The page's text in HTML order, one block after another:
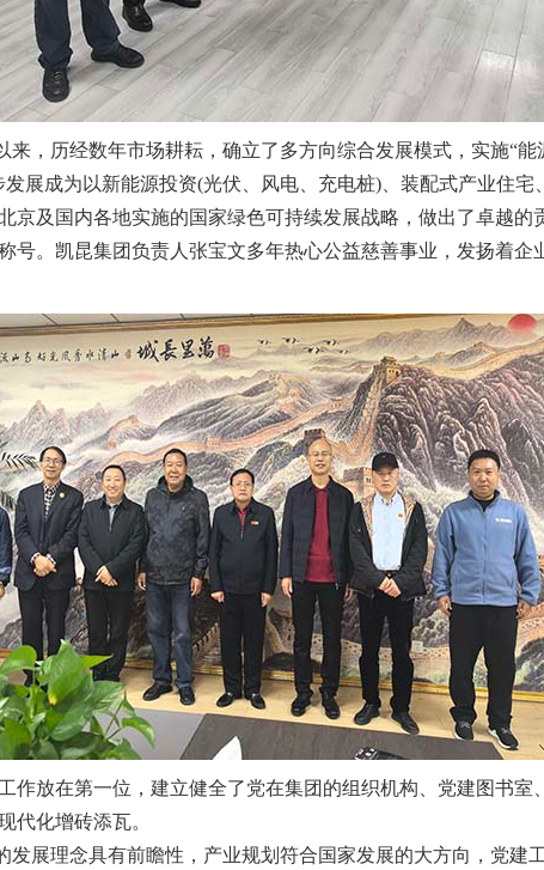
，历经数年市场耕耘，确立了多方向综合发展模式，实施“能
展成为以新能源投资(光伏、风电、充电桩)、装配式产业住宅
京及国内各地实施的国家绿色可持续发展战略，做出了卓越的
号。凯昆集团负责人张宝文多年热心公益慈善事业，发扬着企
放在第一位，建立健全了党在集团的组织机构、党建图书室
代化增砖添瓦。
发展理念具有前瞻性，产业规划符合国家发展的大方向，党建